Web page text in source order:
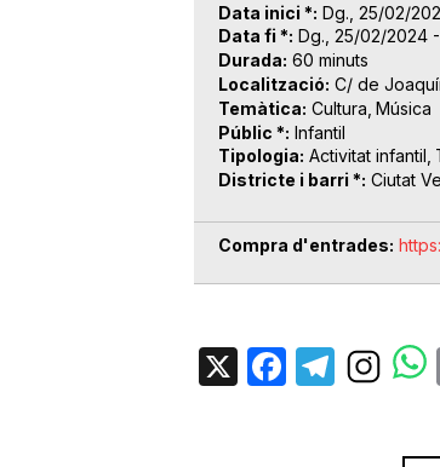
Data inici * Dg., 25/02/
Data fi * Dg., 25/02/2024 -
Durada 60 minuts
Localització C/ de
Temàtica Cultura Música
Públic * Infantil
Tipologia Activitat infantil
Districte i barri * Ciutat
Compra d'entrades
X